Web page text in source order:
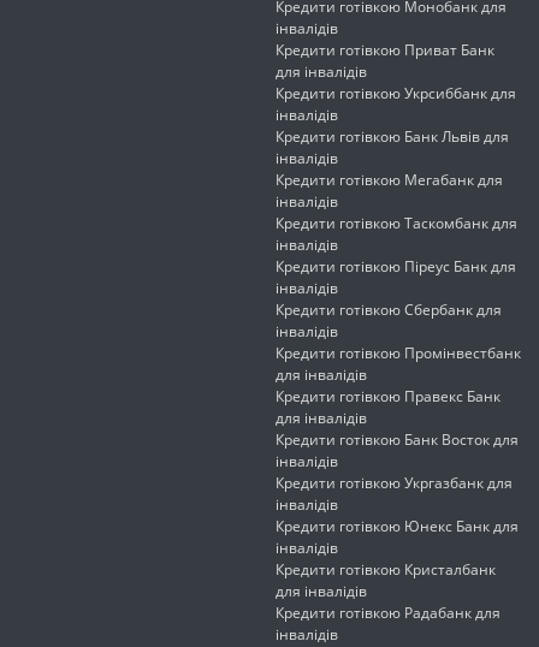
Кредити готівкою Монобанк для
інвалідів
Кредити готівкою Приват Банк
для інвалідів
Кредити готівкою Укрсиббанк для
інвалідів
Кредити готівкою Банк Львів для
інвалідів
Кредити готівкою Мегабанк для
інвалідів
Кредити готівкою Таскомбанк для
інвалідів
Кредити готівкою Піреус Банк для
інвалідів
Кредити готівкою Сбербанк для
інвалідів
Кредити готівкою Промінвестбанк
для інвалідів
Кредити готівкою Правекс Банк
для інвалідів
Кредити готівкою Банк Восток для
інвалідів
Кредити готівкою Укргазбанк для
інвалідів
Кредити готівкою Юнекс Банк для
інвалідів
Кредити готівкою Кристалбанк
для інвалідів
Кредити готівкою Радабанк для
інвалідів